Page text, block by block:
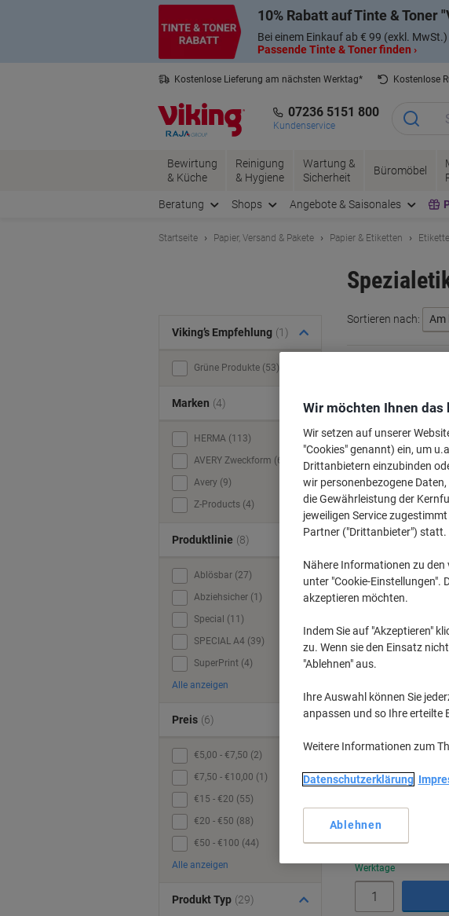
10% Rabatt auf Tinte & Toner
Bei einem Einkauf ab € 99 (exkl. MwSt.)
Passende Tinte & Toner finden ›
Kostenlose Lieferung am nächsten Werktag*
Kostenlose
07236 5151 800
Kundenservice
Bewirtung
& Küche
Reinigung
& Hygiene
Wartung &
Sicherheit
Büromöbel
Beratung Shops Angebote & Saisonales
Startseite Papier, Versand & Pakete Papier & Etiketten
Sortieren nach:
AVERY
Wetterfeste
x 297 mm 20 Blatt
Mehr Kaufen,Mehr
Ab
1-2
3+
Werktage
Viking’s Empfehlung (1)
Grüne Produkte (53)
Marken (4)
HERMA (113)
AVERY Zweckform (66)
Avery (9)
Z-Products (4)
Produktlinie (8)
Ablösbar (27)
Abziehsicher (1)
Special (11)
SPECIAL A4 (39)
SuperPrint (4)
Alle anzeigen
Preis (6)
€5,00 - €7,50 (2)
€7,50 - €10,00 (1)
€15 - €20 (55)
€20 - €50 (88)
€50 - €100 (44)
Alle anzeigen
Produkt Typ (29)
Wir möchten Ihnen
Wir setzen auf unserer
"Cookies" genannt) ein, um
Drittanbietern einzubinden
wir personenbezogene
die Gewährleistung der
jeweiligen Service
Partner ("Drittanbieter") statt.
Nähere Informationen zu den
unter "Cookie-Einstellungen".
akzeptieren möchten.
Indem Sie auf "Akzeptieren"
zu. Wenn sie den Einsatz
"Ablehnen" aus.
Ihre Auswahl können Sie
anpassen und so Ihre erteilte
Weitere Informationen zum
Datenschutzerklärung
Ablehnen